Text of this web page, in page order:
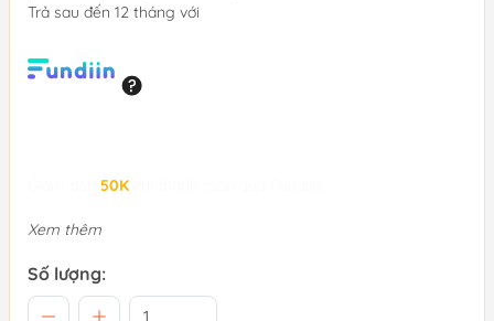
Trả sau đến 12 tháng với
50K
Xem thêm
Số lượng: